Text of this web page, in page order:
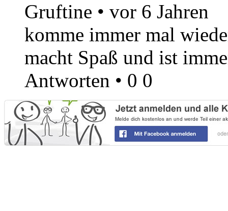
Gruftine • vor 6 Jahren
komme immer mal
macht Spaß und ist
Antworten • 0 0